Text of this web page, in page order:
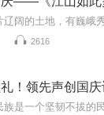
2616
！领先声创国